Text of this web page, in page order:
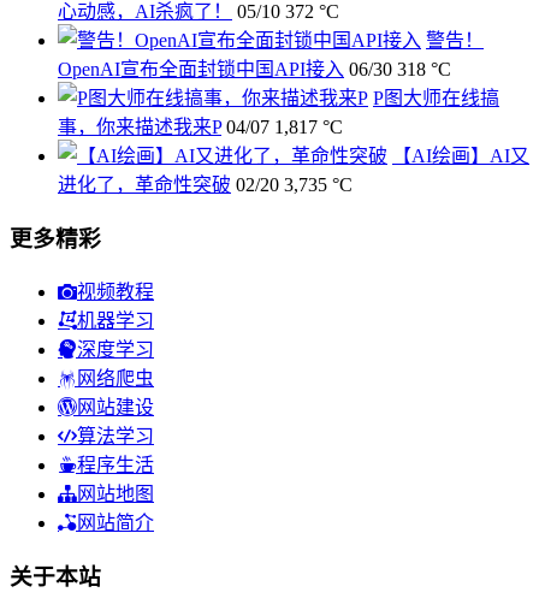
心动感，AI杀疯了！
05/10 372 °C
警告！
OpenAI宣布全面封锁中国API接入 06/30 318 °C
P图大师在线搞
事，你来描述我来P 04/07 1,817 °C
【AI绘画】AI又
进化了，革命性突破 02/20 3,735 °C
更多精彩
视频教程
机器学习
深度学习
网络爬虫
网站建设
算法学习
程序生活
网站地图
网站简介
关于本站